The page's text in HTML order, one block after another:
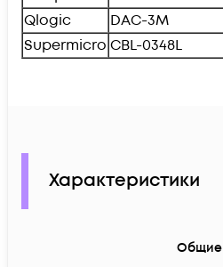
Qlogic
DAC-3M
Supermicro CBL-0348L
Характеристики
Общие